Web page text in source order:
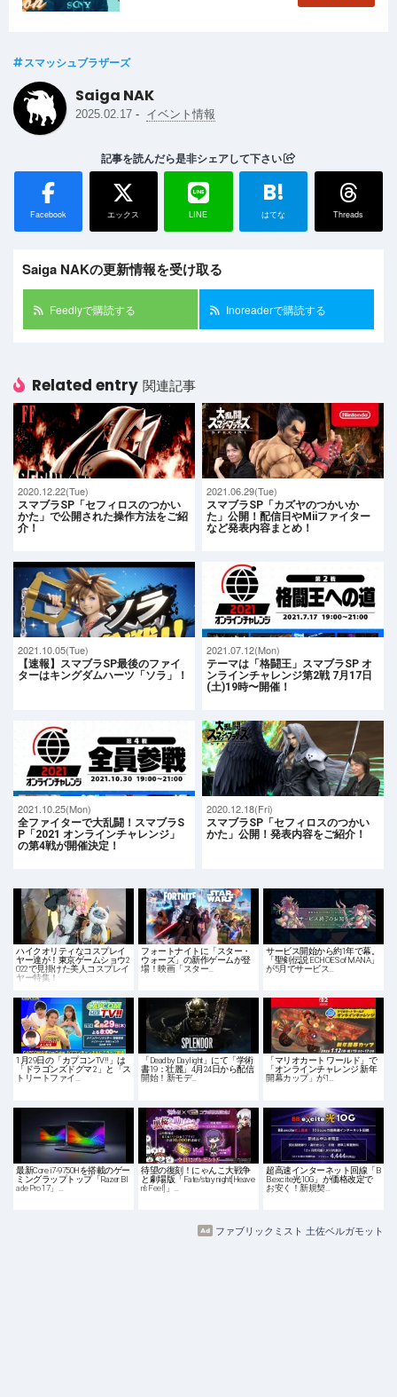
スマッシュブラザーズ
Saiga NAK
2025.02.17 - イベント情報
記事を読んだら是非シェアして下さい
Facebook エックス LINE
B!
はてな Threads
Saiga NAKの更新情報を受け取る
Feedlyで購読する Inoreaderで購読する
Related entry 関連記事
2020.12.22(Tue)
スマブラSP「セフィロスのつかい
かた」で公開された操作方法をご紹
介！
2021.06.29(Tue)
スマブラSP「カズヤのつかいか
た」公開！配信日やMiiファイター
など発表内容まとめ！
2021.10.05(Tue)
【速報】スマブラSP最後のファイ
ターはキングダムハーツ「ソラ」！
2021.07.12(Mon)
テーマは「格闘王」スマブラSP オ
ンラインチャレンジ第2戦 7月17日
(土)19時〜開催！
2021.10.25(Mon)
全ファイターで大乱闘！スマブラS
P「2021 オンラインチャレンジ」
の第4戦が開催決定！
2020.12.18(Fri)
スマブラSP「セフィロスのつかい
かた」公開！発表内容をご紹介！
ハイクオリティなコスプレイ
ヤー達が！東京ゲームショウ2
022で見掛けた美人コスプレイ
ヤー特集！
フォートナイトに「スター・
ウォーズ」の新作ゲームが登
場！映画「スター…
サービス開始から約1年で幕。
「聖剣伝説 ECHOES of MANA」
が5月でサービス…
1月29日の「カプコンTV!!」は
「ドラゴンズドグマ 2」と「ス
トリートファイ…
「Dead by Daylight」にて「学術
書19：壮麗」4月24日から配信
開始！新モデ…
「マリオカート ワールド」で
「オンラインチャレンジ 新年
開幕カップ」が1…
最新Core i7-9750Hを搭載のゲー
ミングラップトップ「Razer Bl
ade Pro 17」…
待望の復刻！にゃんこ大戦争
と劇場版「Fate/stay night[Heave
n’s Feel]」…
超高速インターネット回線「B
B.excite光10G」が価格改定で
お安く！新規契…
ファブリックミスト 土佐ベルガモット